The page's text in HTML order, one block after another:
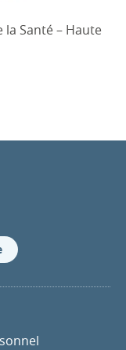
la Santé – Haute